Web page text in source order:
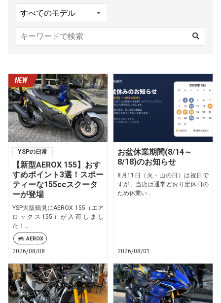
YSPの日常
【新型AEROX 155】おす
すめポイント3選！スポー
ティーな155ccスクータ
ーが登場
YSP大阪鶴見にAEROX 155（エア
ロックス155）が入荷しまし
た！...
AEROX
2026/08/08
お盆休業期間(8/14～
8/18)のお知らせ
8月11日（火・山の日）は祝日で
すが、当店は通常どおり定休日の
ため休業い...
2026/08/01